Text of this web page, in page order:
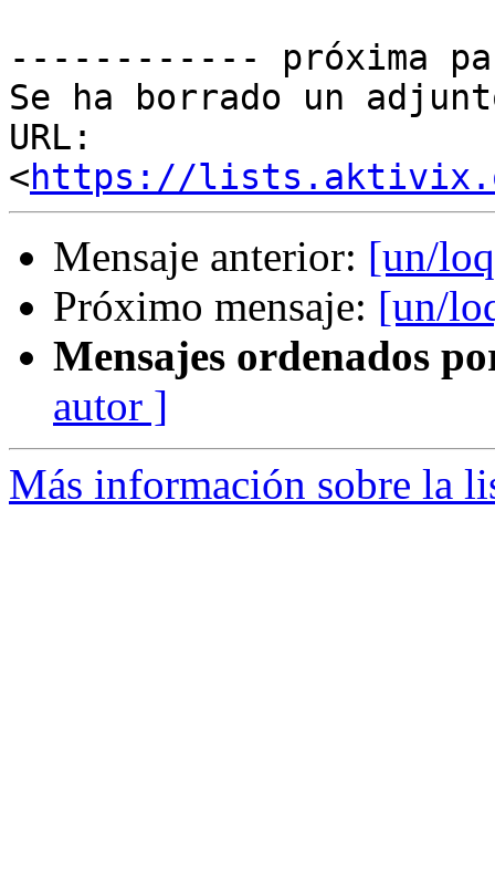
------------ próxima
Se ha borrado un
URL:
<https://
Mensaje anterior: [un/
Próximo mensaje: [un/
Mensajes ordenados
autor ]
Más información sobre la